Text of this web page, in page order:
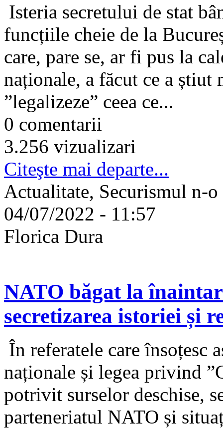
Isteria secretului de stat
funcțiile cheie de la
care, pare se, ar fi pus la
naționale, a făcut ce a știut
”legalizeze” ceea ce...
0 comentarii
3.256 vizualizari
Citeşte mai departe...
Actualitate, Securismul n-
04/07/2022 - 11:57
Florica Dura
NATO băgat la
secretizarea istoriei și
În referatele care însoțesc
naționale și legea privind
potrivit surselor deschise,
parteneriatul NATO și